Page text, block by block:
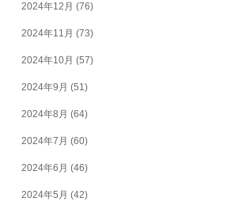
2024年12月 (76)
2024年11月 (73)
2024年10月 (57)
2024年9月 (51)
2024年8月 (64)
2024年7月 (60)
2024年6月 (46)
2024年5月 (42)